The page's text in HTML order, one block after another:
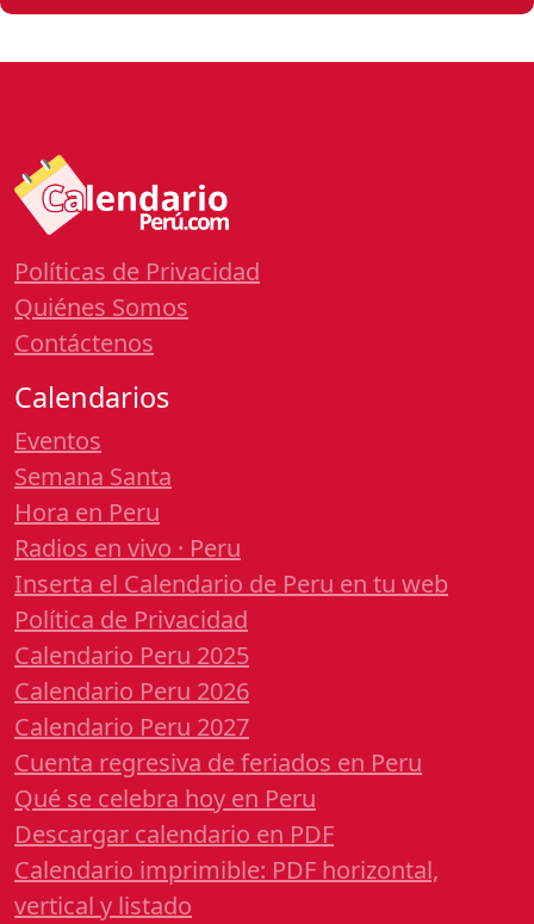
Políticas de Privacidad
Quiénes Somos
Contáctenos
Calendarios
Eventos
Semana Santa
Hora en Peru
Radios en vivo · Peru
Inserta el Calendario de Peru en tu web
Política de Privacidad
Calendario Peru 2025
Calendario Peru 2026
Calendario Peru 2027
Cuenta regresiva de feriados en Peru
Qué se celebra hoy en Peru
Descargar calendario en PDF
Calendario imprimible: PDF horizontal,
vertical y listado